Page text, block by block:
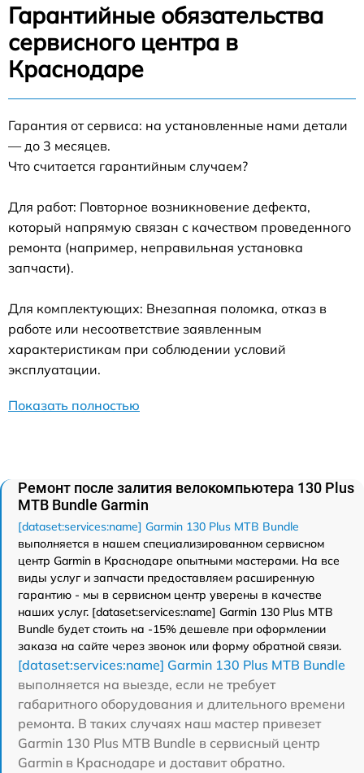
Гарантийные обязательства
сервисного центра в
Краснодаре
Гарантия от сервиса: на установленные нами детали
— до 3 месяцев.
Что считается гарантийным случаем?
Для работ: Повторное возникновение дефекта,
который напрямую связан с качеством проведенного
ремонта (например, неправильная установка
запчасти).
Для комплектующих: Внезапная поломка, отказ в
работе или несоответствие заявленным
характеристикам при соблюдении условий
эксплуатации.
Показать полностью
Ремонт после залития велокомпьютера 130 Plus
MTB Bundle Garmin
[dataset:services:name] Garmin 130 Plus MTB Bundle
выполняется в нашем специализированном сервисном
центр Garmin в Краснодаре опытными мастерами. На все
виды услуг и запчасти предоставляем расширенную
гарантию - мы в сервисном центр уверены в качестве
наших услуг. [dataset:services:name] Garmin 130 Plus MTB
Bundle будет стоить на -15% дешевле при оформлении
заказа на сайте через звонок или форму обратной связи.
[dataset:services:name] Garmin 130 Plus MTB Bundle
выполняется на выезде, если не требует
габаритного оборудования и длительного времени
ремонта. В таких случаях наш мастер привезет
Garmin 130 Plus MTB Bundle в сервисный центр
Garmin в Краснодаре и доставит обратно.